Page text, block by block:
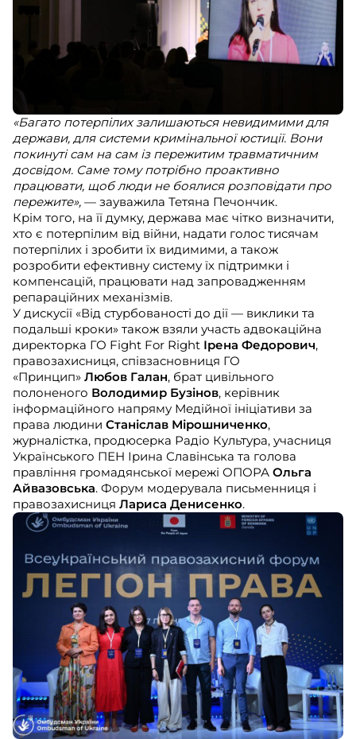
«Багато потерпілих залишаються невидимими для
держави, для системи кримінальної юстиції. Вони
покинуті сам на сам із пережитим травматичним
досвідом. Саме тому потрібно проактивно
працювати, щоб люди не боялися розповідати про
пережите», — зауважила Тетяна Печончик.
Крім того, на її думку, держава має чітко визначити,
хто є потерпілим від війни, надати голос тисячам
потерпілих і зробити їх видимими, а також
розробити ефективну систему їх підтримки і
компенсацій, працювати над запровадженням
репараційних механізмів.
У дискусії «Від стурбованості до дії — виклики та
подальші кроки» також взяли участь адвокаційна
директорка ГО Fight For Right Ірена Федорович,
правозахисниця, співзасновниця ГО
«Принцип» Любов Галан, брат цивільного
полоненого Володимир Бузінов, керівник
інформаційного напряму Медійної ініціативи за
права людини Станіслав Мірошниченко,
журналістка, продюсерка Радіо Культура, учасниця
Українського ПЕН Ірина Славінська та голова
правління громадянської мережі ОПОРА Ольга
Айвазовська. Форум модерувала письменниця і
правозахисниця Лариса Денисенко.